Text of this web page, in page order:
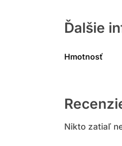
Ďalšie
Hmotnosť
Nikto zatiaľ